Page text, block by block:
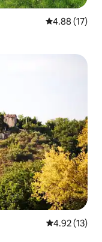
レビュー17
4.88 (17)
レビュー13
4.92 (13)